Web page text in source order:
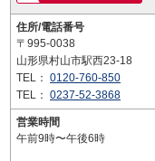
住所/電話番号
〒995-0038
山形県村山市駅西23-18
TEL： 0120-760-850
TEL： 0237-52-3868
営業時間
午前9時〜午後6時